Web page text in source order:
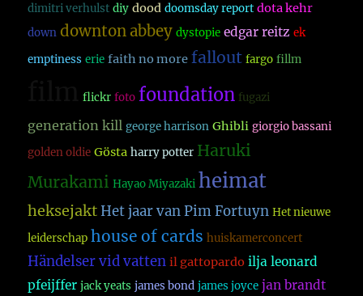
dimitri verhulst diy dood doomsday report dota kehr
down downton abbey dystopie edgar reitz ek
emptiness erie faith no more fallout fargo fillm
flickr foto foundation fugazi
generation kill george harrison Ghibli giorgio bassani
golden oldie Gösta harry potter Haruki
Murakami Hayao Miyazaki heimat
heksejakt Het jaar van Pim Fortuyn Het nieuwe
leiderschap house of cards huiskamerconcert
Händelser vid vatten il gattopardo ilja leonard
pfeijffer jack yeats james bond james joyce jan brandt